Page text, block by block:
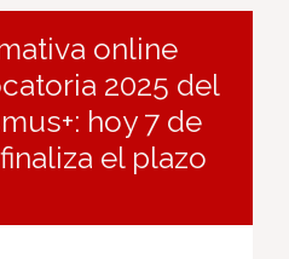
online
2025 del
hoy 7 de
el plazo